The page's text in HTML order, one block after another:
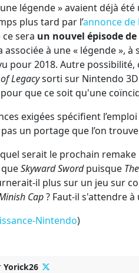
légende » avaient déjà été
plus tard par l’annonce de
sera un nouvel épisode
associée à une « légende »,
pour 2018. Autre
Legacysorti sur Nintendo
que ce soit qu'une
exigées spécifient
un portage que l’on
serait le prochain
Skyward Swordpuisque
il plus sur un jeu sur
Cap? Faut-il s'attendre à
Nintendo)
Yorick26